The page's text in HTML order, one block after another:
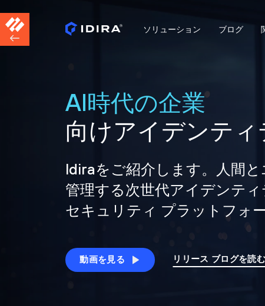
ソリューション ブログ
AI時代の企業
向けアイデンティ
Idiraをご紹介します。人間と
管理する次世代アイデンティ
セキュリティ プラットフォ
動画を見る リリース ブログを読む